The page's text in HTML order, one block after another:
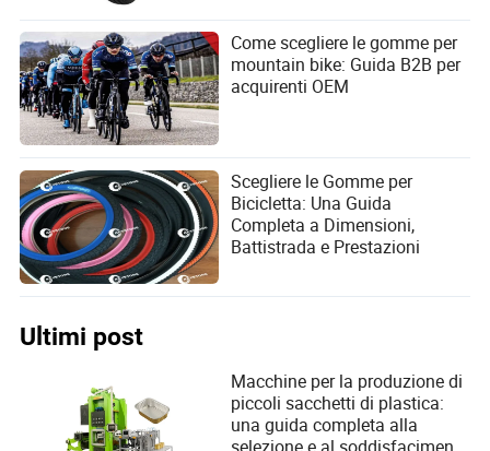
Come scegliere le gomme per
mountain bike: Guida B2B per
acquirenti OEM
Scegliere le Gomme per
Bicicletta: Una Guida
Completa a Dimensioni,
Battistrada e Prestazioni
Ultimi post
Macchine per la produzione di
piccoli sacchetti di plastica:
una guida completa alla